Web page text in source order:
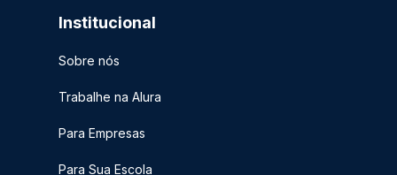
Institucional
Sobre nós
Trabalhe na Alura
Para Empresas
Para Sua Escola